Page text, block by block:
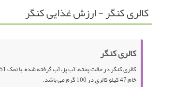
کالری کنگر - ارزش غذایی کنگر
کالری کنگر
خام 47 کیلو کالری در 100 گرم می باشد.